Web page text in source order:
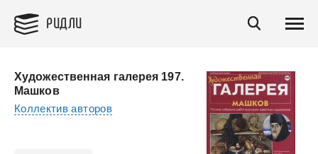
РИДЛИ
Художественная галерея 197.
Машков
Коллектив авторов